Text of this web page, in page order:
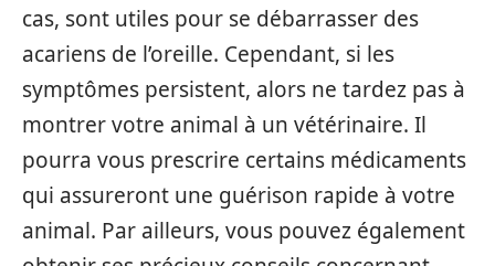
cas, sont utiles pour se débarrasser des
acariens de l’oreille. Cependant, si les
symptômes persistent, alors ne tardez pas à
montrer votre animal à un vétérinaire. Il
pourra vous prescrire certains médicaments
qui assureront une guérison rapide à votre
animal. Par ailleurs, vous pouvez également